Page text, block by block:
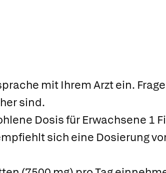
mit Ihrem Arzt ein.
sind.
Dosis für Erwachsene 1
sich eine Dosierung